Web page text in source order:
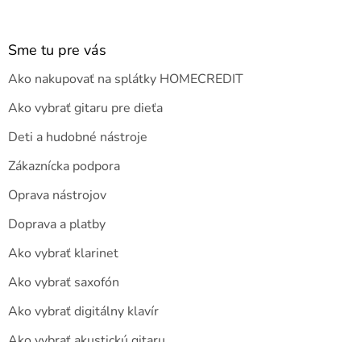
Sme tu pre vás
Ako nakupovať na splátky HOMECREDIT
Ako vybrať gitaru pre dieťa
Deti a hudobné nástroje
Zákaznícka podpora
Oprava nástrojov
Doprava a platby
Ako vybrať klarinet
Ako vybrať saxofón
Ako vybrať digitálny klavír